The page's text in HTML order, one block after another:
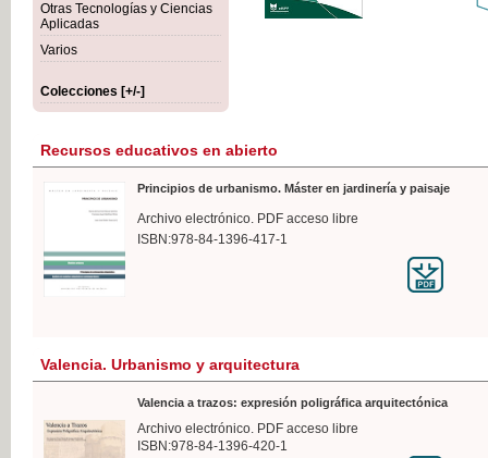
Otras Tecnologías y Ciencias
Aplicadas
Varios
Colecciones [+/-]
Recursos educativos en abierto
Principios de urbanismo. Máster en jardinería y paisaje
Archivo electrónico. PDF acceso libre
ISBN:978-84-1396-417-1
Valencia. Urbanismo y arquitectura
Valencia a trazos: expresión poligráfica arquitectónica
Archivo electrónico. PDF acceso libre
ISBN:978-84-1396-420-1